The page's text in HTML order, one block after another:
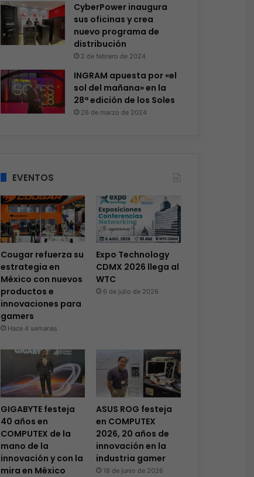
CyberPower inaugura
sus oficinas y crea
nuevo programa de
distribución
2 de febrero de 2024
INGRAM apuesta por «el
sol del mañana» en la
28ª edición de los Soles
26 de marzo de 2024
EVENTOS
Cougar refuerza su
estrategia en
México con nuevos
productos e
innovaciones para
gamers
Hace 4 semanas
Expo Technology
CDMX 2026 llega al
WTC
6 de julio de 2026
GIGABYTE festeja
40 años en
COMPUTEX de la
mano de la
innovación y con la
mira en México
ASUS ROG festeja
en COMPUTEX
2026, 20 años de
innovación en la
industria gamer
18 de junio de 2026